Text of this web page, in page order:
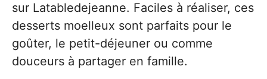
sur Latabledejeanne. Faciles à réaliser, ces
desserts moelleux sont parfaits pour le
goûter, le petit-déjeuner ou comme
douceurs à partager en famille.